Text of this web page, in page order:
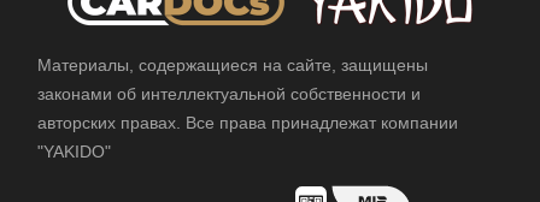
Материалы, содержащиеся на сайте, защищены
законами об интеллектуальной собственности и
авторских правах. Все права принадлежат компании
"YAKIDO"